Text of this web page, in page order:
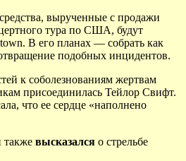
вырученные с продажи
тура по США, будут
В его планах — собрать как
подобных инцидентов.
к соболезнованиям жертвам
присоединилась Тейлор Свифт.
что ее сердце «наполнено
также высказался о стрельбе